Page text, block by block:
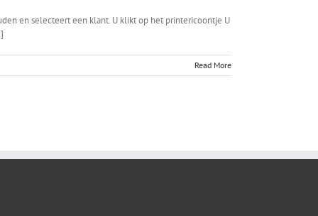
en selecteert een klant. U klikt op het printericoontje U
Read More